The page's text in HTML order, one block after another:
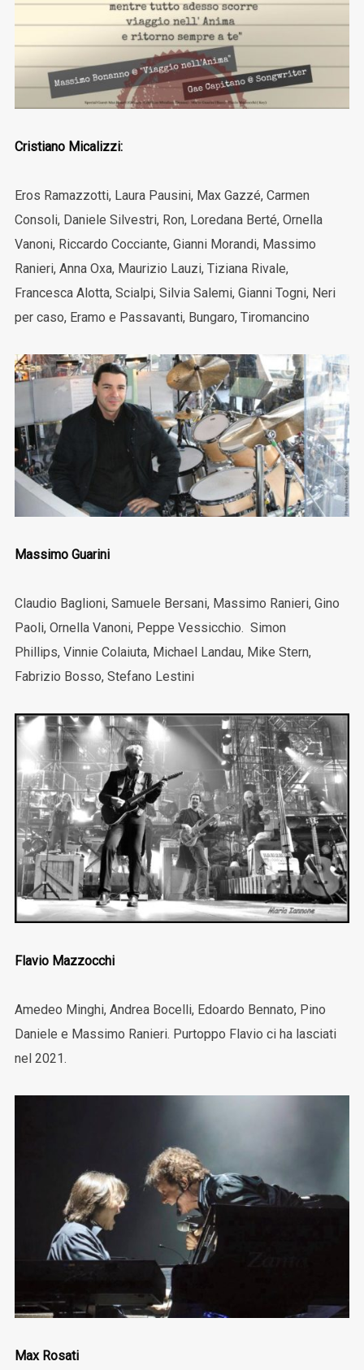
Cristiano Micalizzi:
Eros Ramazzotti, Laura Pausini, Max Gazzé, Carmen
Consoli, Daniele Silvestri, Ron, Loredana Berté, Ornella
Vanoni, Riccardo Cocciante, Gianni Morandi, Massimo
Ranieri, Anna Oxa, Maurizio Lauzi, Tiziana Rivale,
Francesca Alotta, Scialpi, Silvia Salemi, Gianni Togni, Neri
per caso, Eramo e Passavanti, Bungaro, Tiromancino
Massimo Guarini
Claudio Baglioni, Samuele Bersani, Massimo Ranieri, Gino
Paoli, Ornella Vanoni, Peppe Vessicchio. Simon
Phillips, Vinnie Colaiuta, Michael Landau, Mike Stern,
Fabrizio Bosso, Stefano Lestini
Flavio Mazzocchi
Amedeo Minghi, Andrea Bocelli, Edoardo Bennato, Pino
Daniele e Massimo Ranieri. Purtoppo Flavio ci ha lasciati
nel 2021.
Max Rosati